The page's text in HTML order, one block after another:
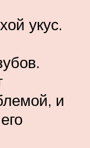
укус.
и